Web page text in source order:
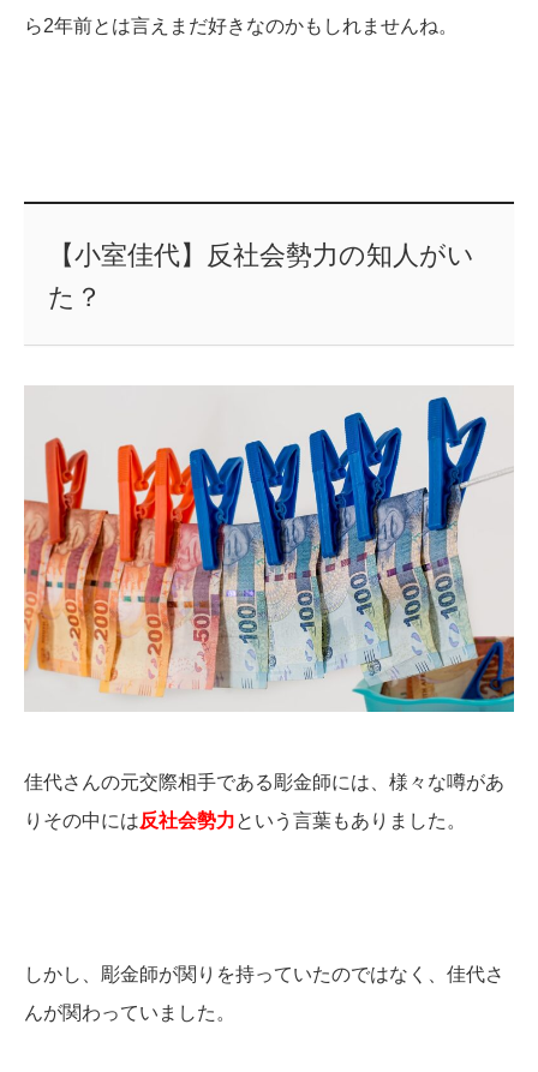
ら2年前とは言えまだ好きなのかもしれませんね。
【小室佳代】反社会勢力の知人がい
た？
佳代さんの元交際相手である彫金師には、様々な噂があ
りその中には反社会勢力という言葉もありました。
しかし、彫金師が関りを持っていたのではなく、佳代さ
んが関わっていました。